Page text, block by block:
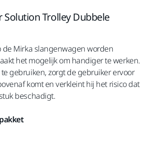
Solution Trolley Dubbele
de Mirka slangenwagen worden
het mogelijk om handiger te werken.
gebruiken, zorgt de gebruiker ervoor
komt en verkleint hij het risico dat
beschadigt.